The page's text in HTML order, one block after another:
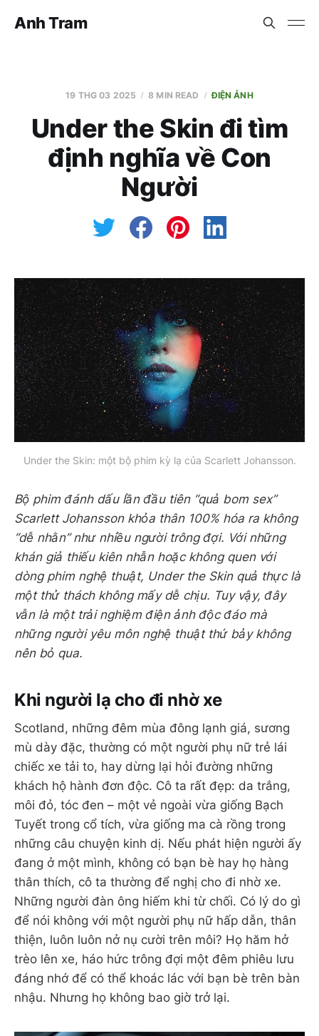
Anh Tram
19 THG 03 2025 8 MIN READ ĐIỆN ẢNH
Under the Skin đi tìm
định nghĩa về Con
Người
Under the Skin: một bộ phim kỳ lạ của Scarlett Johansson.
Bộ phim đánh dấu lần đầu tiên “quả bom sex”
Scarlett Johansson khỏa thân 100% hóa ra không
“dễ nhằn” như nhiều người trông đợi. Với những
khán giả thiếu kiên nhẫn hoặc không quen với
dòng phim nghệ thuật, Under the Skin quả thực là
một thử thách không mấy dễ chịu. Tuy vậy, đây
vẫn là một trải nghiệm điện ảnh độc đáo mà
những người yêu môn nghệ thuật thứ bảy không
nên bỏ qua.
Khi người lạ cho đi nhờ xe
Scotland, những đêm mùa đông lạnh giá, sương
mù dày đặc, thường có một người phụ nữ trẻ lái
chiếc xe tải to, hay dừng lại hỏi đường những
khách hộ hành đơn độc. Cô ta rất đẹp: da trắng,
môi đỏ, tóc đen – một vẻ ngoài vừa giống Bạch
Tuyết trong cổ tích, vừa giống ma cà rồng trong
những câu chuyện kinh dị. Nếu phát hiện người ấy
đang ở một mình, không có bạn bè hay họ hàng
thân thích, cô ta thường để nghị cho đi nhờ xe.
Những người đàn ông hiếm khi từ chối. Có lý do gì
để nói không với một người phụ nữ hấp dẫn, thân
thiện, luôn luôn nở nụ cười trên môi? Họ hăm hở
trèo lên xe, háo hức trông đợi một đêm phiêu lưu
đáng nhớ để có thể khoác lác với bạn bè trên bàn
nhậu. Nhưng họ không bao giờ trở lại.